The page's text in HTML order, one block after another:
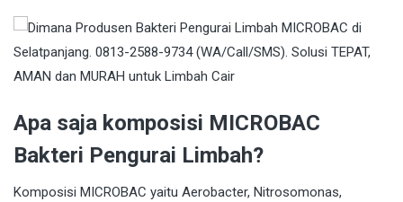
Apa saja komposisi MICROBAC
Bakteri Pengurai Limbah?
Komposisi MICROBAC yaitu Aerobacter, Nitrosomonas,